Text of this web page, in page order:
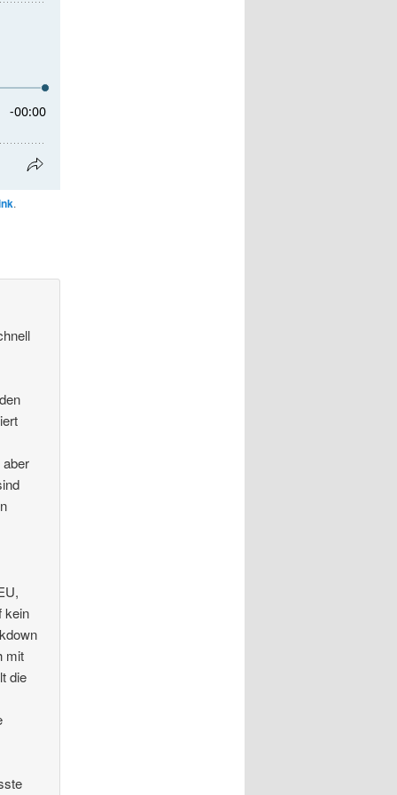
.
kein
mit
die